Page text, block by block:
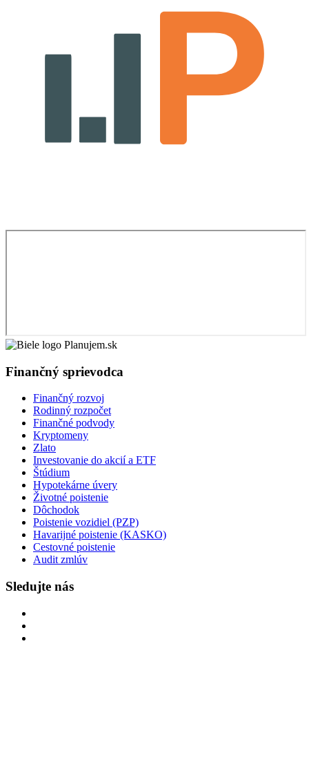
Finančný sprievodca
Finančný rozvoj
Rodinný rozpočet
Finančné podvody
Kryptomeny
Zlato
Investovanie do akcií a ETF
Štúdium
Hypotekárne úvery
Životné poistenie
Dôchodok
Poistenie vozidiel (PZP)
Havarijné poistenie (KASKO)
Cestovné poistenie
Audit zmlúv
Sledujte nás